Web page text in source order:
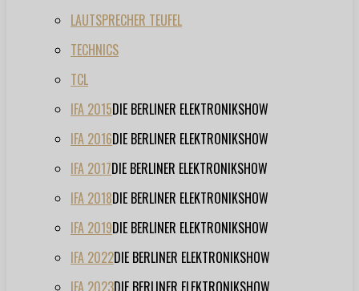
LAUTSPRECHER TEUFEL
TECHNICS
TCL
IFA 2015DIE BERLINER ELEKTRONIKSHOW
IFA 2016DIE BERLINER ELEKTRONIKSHOW
IFA 2017DIE BERLINER ELEKTRONIKSHOW
IFA 2018DIE BERLINER ELEKTRONIKSHOW
IFA 2019DIE BERLINER ELEKTRONIKSHOW
IFA 2022DIE BERLINER ELEKTRONIKSHOW